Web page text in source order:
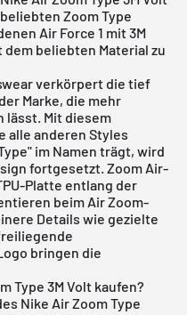
Zoom Type
Air Force 1 mit 3M
beliebten Material zu
verkörpert die tief
Marke, die mehr
lässt. Mit diesem
alle anderen Styles
im Namen trägt, wird
fortgesetzt. Zoom Air-
Platte entlang der
beim Air Zoom-
Details wie gezielte
bringen die
Type 3M Volt kaufen?
Nike Air Zoom Type